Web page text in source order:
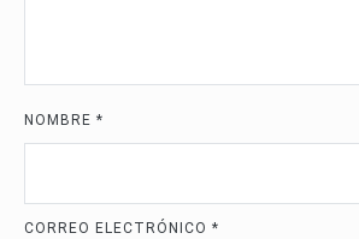
NOMBRE *
CORREO ELECTRÓNICO *